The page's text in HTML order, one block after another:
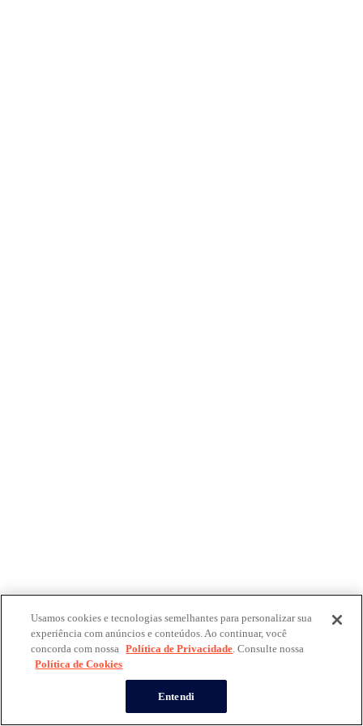
Usamos cookies e tecnologias semelhantes para personalizar sua
experiência com anúncios e conteúdos. Ao continuar, você
concorda com nossa Política de Privacidade. Consulte nossa
Política de Cookies
Entendi